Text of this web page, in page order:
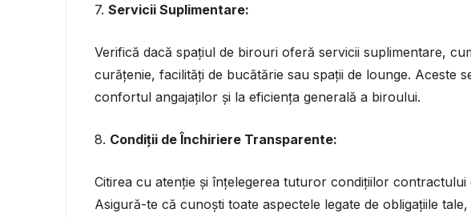
7. Servicii Suplimentare:
Verifică dacă spațiul de birouri oferă servicii suplimentare,
curățenie, facilități de bucătărie sau spații de lounge. Aceste
confortul angajaților și la eficiența generală a biroului.
8. Condiții de Închiriere Transparente:
Citirea cu atenție și înțelegerea tuturor condițiilor contractului
Asigură-te că cunoști toate aspectele legate de obligațiile